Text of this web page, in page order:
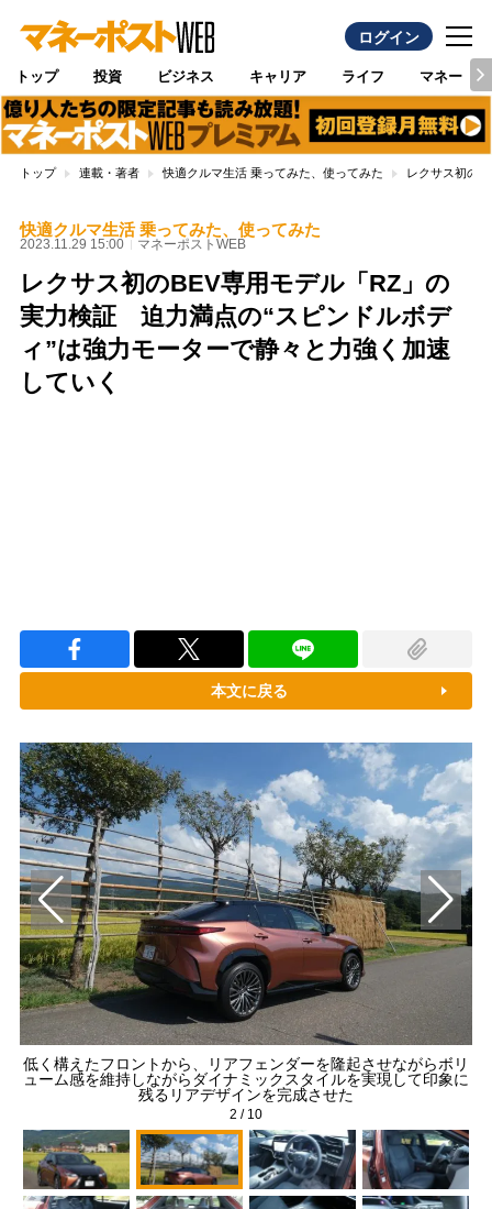
ログイン
トップ 投資 ビジネス キャリア ライフ マネー
トップ 連載・著者 快適クルマ生活 乗ってみた、使ってみた レクサス初の
快適クルマ生活 乗ってみた、使ってみた
2023.11.29 15:00 マネーポストWEB
レクサス初のBEV専用モデル「RZ」の
実力検証 迫力満点の“スピンドルボデ
ィ”は強力モーターで静々と力強く加速
していく
本文に戻る
低く構えたフロントから、リアフェンダーを隆起させながらボリ
ューム感を維持しながらダイナミックスタイルを実現して印象に
残るリアデザインを完成させた
2 / 10